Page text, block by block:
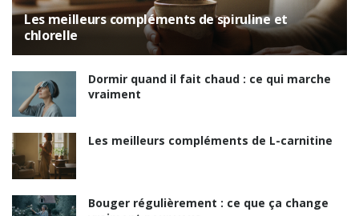
Les meilleurs compléments de spiruline et
chlorelle
Dormir quand il fait chaud : ce qui marche
vraiment
Les meilleurs compléments de L-carnitine
Bouger régulièrement : ce que ça change